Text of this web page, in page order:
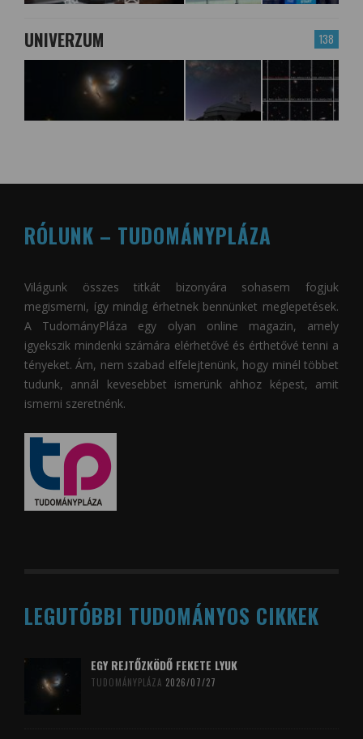
138
UNIVERZUM
RÓLUNK – TUDOMÁNYPLÁZA
Világunk összes titkát bizonyára sohasem fogjuk
megismerni, így mindig érhetnek bennünket meglepetések.
A TudományPláza egy olyan online magazin, amely
igyekszik mindenki számára elérhetővé és érthetővé tenni a
tényeket. Ám, nem szabad elfelejtenünk, hogy minél többet
tudunk, annál kevesebbet ismerünk ahhoz képest, amit
ismerni szeretnénk.
LEGUTÓBBI TUDOMÁNYOS CIKKEK
EGY REJTŐZKÖDŐ FEKETE LYUK
TUDOMÁNYPLÁZA 2026/07/27